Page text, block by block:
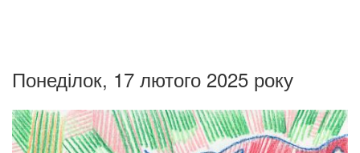
Понеділок, 17 лютого 2025 року